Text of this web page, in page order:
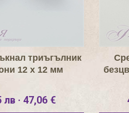
триъгълник
12 х 12 мм
лв · 47,06 €